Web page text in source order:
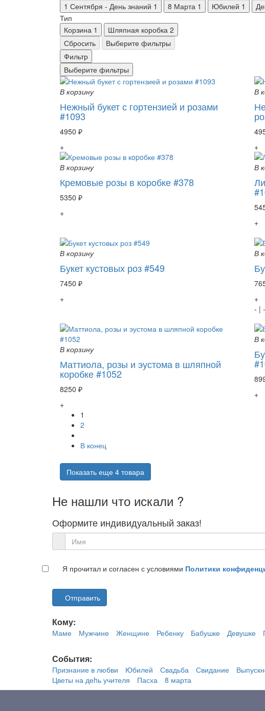
1 Сентября - День знаний 1 8 Марта 1 Юбилей 1
Тип
Корзина 1 Шляпная коробка 2
Сбросить
Выберите фильтры
Фильтр
Выберите фильтры
В корзину
Нежный букет с гортензией и розами
#1093
4950 ₽
+
В
+
В корзину
Кремовые розы в кopoбке #378
5350 ₽
+
В
+
В корзину
Букет кустовых роз #549
7450 ₽
+
В
+
- | -
В корзину
Маттиола, розы и эустома в шляпной
коробке #1052
8250 ₽
+
В
+
1
2
В конец
Показать еще 4 товара
Не нашли что искали ?
Оформите индивидуальный заказ!
Я прочитал и согласен с условиями Политики
Отправить
Кому:
Маме Мужчине Женщине Ребенку Бабушке Девушке
События:
Признание в любви Юбилей Свадьба Свидание
Цветы на деhь учителя
Пасха 8 марта